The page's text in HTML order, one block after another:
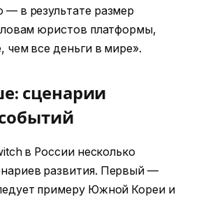
в результате размер
юристов платформы,
чем все деньги в мире».
сценарии
в России несколько
развития. Первый —
примеру Южной Кореи и